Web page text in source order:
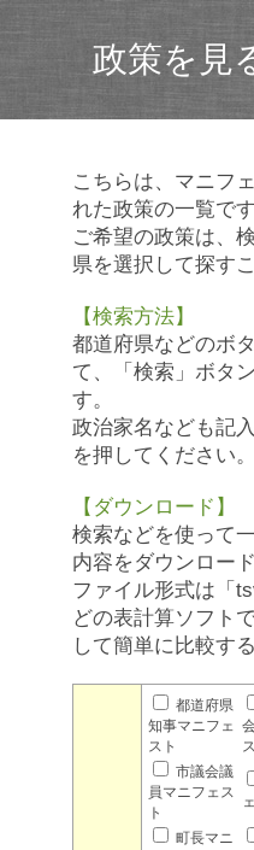
政策を見
こちらは、マニフ
れた政策の一覧です
ご希望の政策は、
県を選択して探す
【検索方法】
都道府県などのボ
て、「検索」ボタ
す。
政治家名なども記
を押してください。
【ダウンロード】
検索などを使って
内容をダウンロー
ファイル形式は「
どの表計算ソフト
して簡単に比較す
都道府県
知事マニフェ
スト
市議会議
員マニフェス
ト
町長マニ